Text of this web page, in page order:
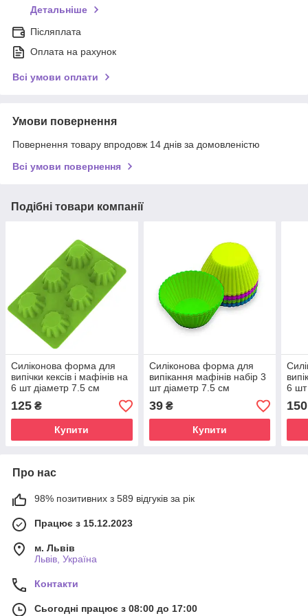
Детальніше
Післяплата
Оплата на рахунок
Всі умови оплати
Умови повернення
Повернення товару впродовж 14 днів за домовленістю
Всі умови повернення
Подібні товари компанії
Силіконова форма для
випічки кексів і мафінів на
6 шт діаметр 7.5 см
125 ₴
Купити
Силіконова форма для
випікання мафінів набір 3
шт діаметр 7.5 см
39₴
Купити
6 шт
150
Про нас
98% позитивних з 589 відгуків за рік
Працює з 15.12.2023
м. Львів
Львів, Україна
Контакти
Сьогодні працює з 08:00 до 17:00